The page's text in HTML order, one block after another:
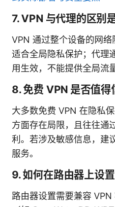
7. VPN 与代理的区别
VPN 通过整个设备的网络
适合全局隐私保护；代理
用生效，不能提供全局流
8. 免费 VPN 是否值得
大多数免费 VPN 在隐私
方面存在局限，且往往通
利。若涉及敏感信息，建
服务。
9. 如何在路由器上设置
路由器设置需要兼容